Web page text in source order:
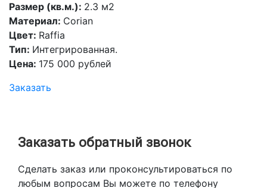
Размер (кв.м.): 2.3 м2
Материал: Corian
Цвет: Raffia
Тип: Интегрированная.
Цена: 175 000 рублей
Заказать
Заказать обратный звонок
Сделать заказ или проконсультироваться по
любым вопросам Вы можете по телефону